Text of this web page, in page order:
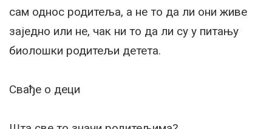
сам однос родитеља, а не то да ли они живе
заједно или не, чак ни то да ли су у питању
биолошки родитељи детета.
Свађе о деци